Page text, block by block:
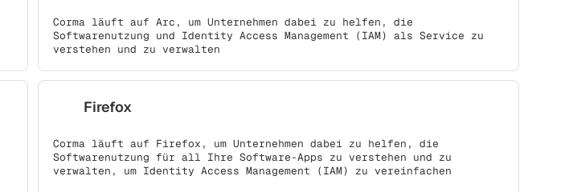
Corma läuft auf Arc, um Unternehmen dabei zu helfen, die
Softwarenutzung und Identity Access Management (IAM) als Service zu
verstehen und zu verwalten
Firefox
Corma läuft auf Firefox, um Unternehmen dabei zu helfen, die
Softwarenutzung für all Ihre Software-Apps zu verstehen und zu
verwalten, um Identity Access Management (IAM) zu vereinfachen